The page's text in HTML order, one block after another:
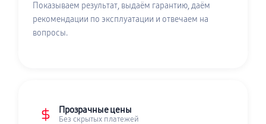
Показываем результат, выдаём гарантию, даём
рекомендации по эксплуатации и отвечаем на
вопросы.
Прозрачные цены
Без скрытых платежей